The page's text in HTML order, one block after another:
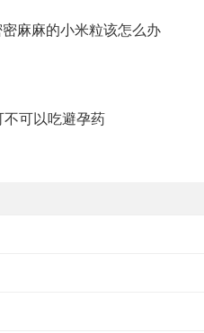
麻麻的小米粒该怎么办
可以吃避孕药